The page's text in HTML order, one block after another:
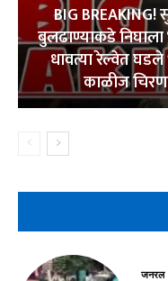
BIG BREAKING!
बुलढाण्याकडे
धावत्या रेल्वेत
काळीज
जनरल